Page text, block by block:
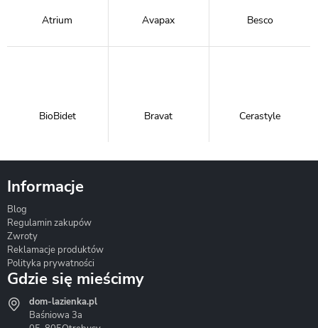
Atrium Avapax Besco
BioBidet Bravat Cerastyle
Hydrostop
Informacje
Blog
Regulamin zakupów
Zwroty
Reklamacje produktów
Polityka prywatności
Gdzie się mieścimy
dom-lazienka.pl
Baśniowa 3a